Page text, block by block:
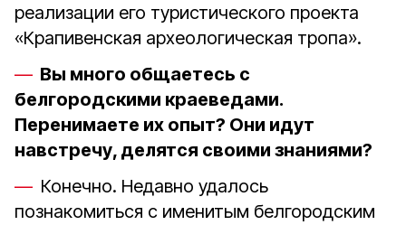
реализации его туристического проекта
«Крапивенская археологическая тропа».
Вы много общаетесь с
белгородскими краеведами.
Перенимаете их опыт? Они идут
навстречу, делятся своими знаниями?
Конечно. Недавно удалось
познакомиться с именитым белгородским